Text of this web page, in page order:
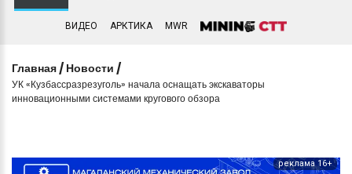
ВИДЕО АРКТИКА MWR
Главная / Новости /
УК «Кузбассразрезуголь» начала оснащать экскаваторы
инновационными системами кругового обзора
реклама 16+